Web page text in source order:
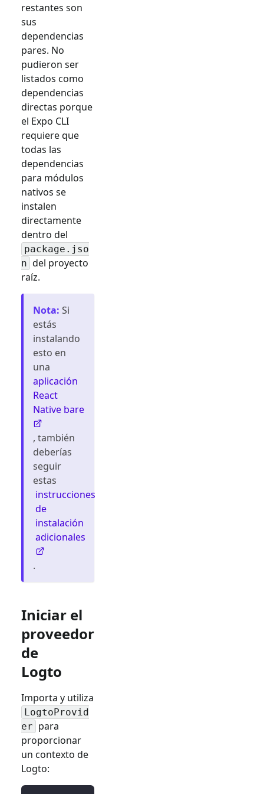
restantes son
sus
dependencias
pares. No
pudieron ser
listados como
dependencias
directas porque
el Expo CLI
requiere que
todas las
dependencias
para módulos
nativos se
instalen
directamente
dentro del
package.jso
n del proyecto
raíz.
Nota: Si
estás
instalando
esto en
una
aplicación
React
Native bare
, también
deberías
seguir
estas
instrucciones
de
instalación
adicionales
.
Iniciar el
proveedor
de
Logto
Importa y utiliza
LogtoProvid
er para
proporcionar
un contexto de
Logto: